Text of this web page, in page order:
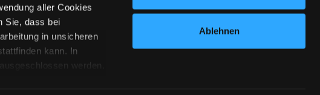
aller Cookies
Sie, dass bei
in unsicheren
kann. In
werden.
Ablehnen